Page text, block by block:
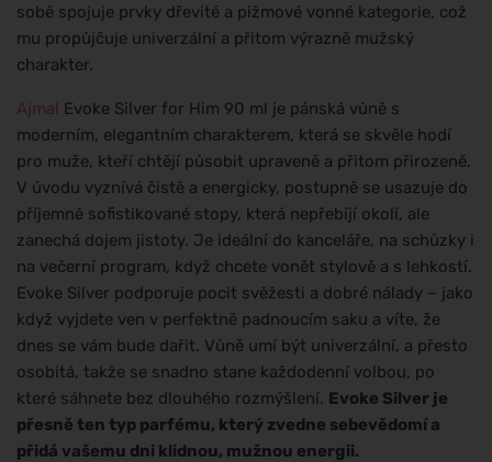
sobě spojuje prvky dřevité a pižmové vonné kategorie, což
mu propůjčuje univerzální a přitom výrazně mužský
charakter.
Ajmal Evoke Silver for Him 90 ml je pánská vůně s
moderním, elegantním charakterem, která se skvěle hodí
pro muže, kteří chtějí působit upraveně a přitom přirozeně.
V úvodu vyznívá čistě a energicky, postupně se usazuje do
příjemně sofistikované stopy, která nepřebíjí okolí, ale
zanechá dojem jistoty. Je ideální do kanceláře, na schůzky i
na večerní program, když chcete vonět stylově a s lehkostí.
Evoke Silver podporuje pocit svěžesti a dobré nálady – jako
když vyjdete ven v perfektně padnoucím saku a víte, že
dnes se vám bude dařit. Vůně umí být univerzální, a přesto
osobitá, takže se snadno stane každodenní volbou, po
které sáhnete bez dlouhého rozmýšlení. Evoke Silver je
přesně ten typ parfému, který zvedne sebevědomí a
přidá vašemu dni klidnou, mužnou energii.